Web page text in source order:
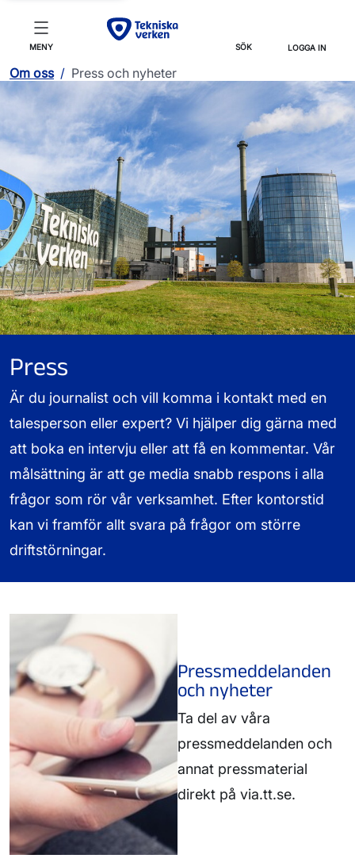
MENY SÖK LOGGA IN
Om oss / Press och nyheter
Press
Är du journalist och vill komma i kontakt med en
talesperson eller expert? Vi hjälper dig gärna med
att boka en intervju eller att få en kommentar. Vår
målsättning är att ge media snabb respons i alla
frågor som rör vår verksamhet. Efter kontorstid
kan vi framför allt svara på frågor om större
driftstörningar.
Pressmeddelanden
och nyheter
Ta del av våra
pressmeddelanden och
annat pressmaterial
direkt på via.tt.se.